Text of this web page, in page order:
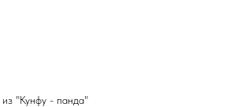
"Кунфу - панда"